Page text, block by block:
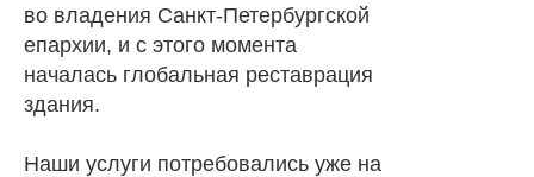
во владения Санкт-Петербургской
епархии, и с этого момента
началась глобальная реставрация
здания.
Наши услуги потребовались уже на